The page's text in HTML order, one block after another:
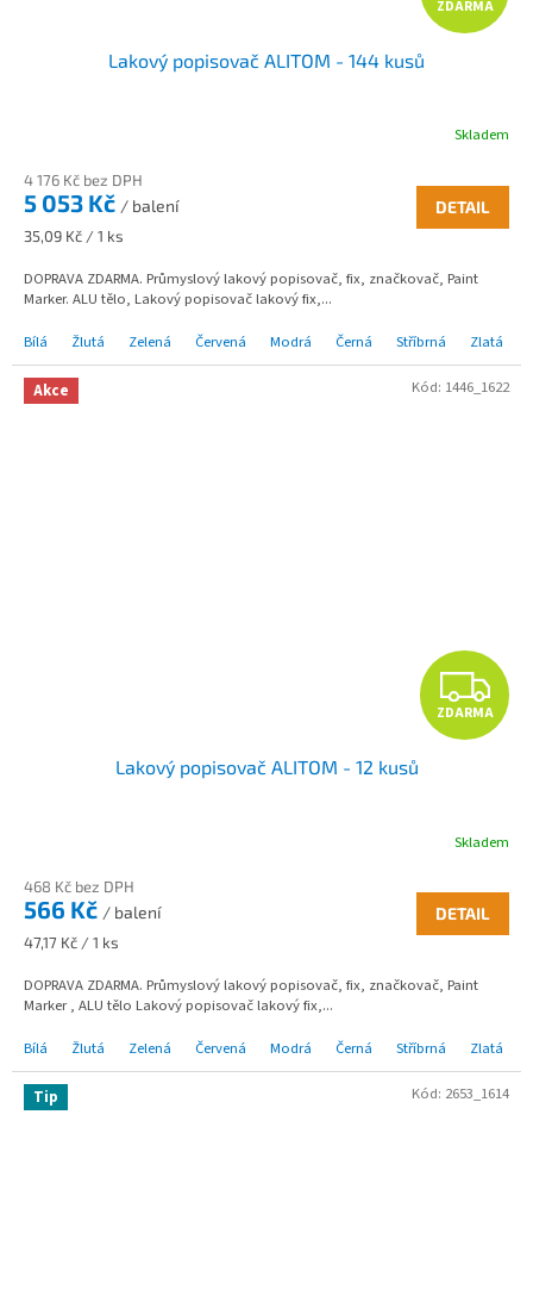
D
R
M
A
ZDARMA
Lakový popisovač ALITOM - 144 kusů
Skladem
4 176 Kč bez DPH
5 053 Kč / balení
Měrná
35,09 Kč / 1 ks
DETAIL
DOPRAVA ZDARMA. Průmyslový lakový popisovač, fix, značkovač, Paint
Marker. ALU tělo, Lakový popisovač lakový fix,...
Bílá
Žlutá Zelená Červená Modrá Černá Stříbrná Zlatá
Akce
Z
D
R
M
A
ZDARMA
Lakový popisovač ALITOM - 12 kusů
Skladem
468 Kč bez DPH
566 Kč / balení
Měrná
47,17 Kč / 1 ks
DETAIL
DOPRAVA ZDARMA. Průmyslový lakový popisovač, fix, značkovač, Paint
Marker , ALU tělo Lakový popisovač lakový fix,...
Bílá
Žlutá Zelená Červená Modrá Černá Stříbrná Zlatá
Kód: 1446_1622
Tip Kód: 2653_1614